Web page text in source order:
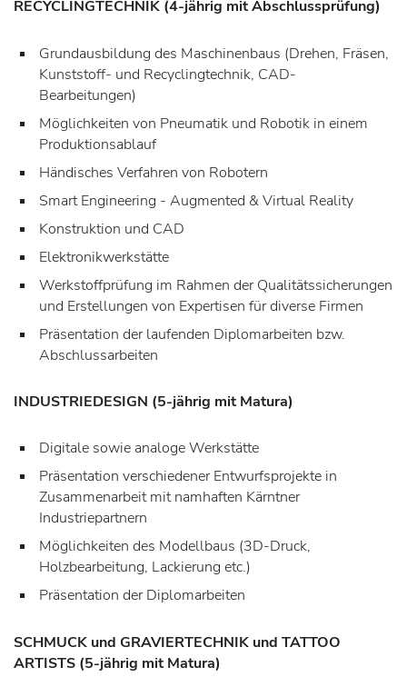
RECYCLINGTECHNIK (4-jährig mit Abschlussprüfung)
Grundausbildung des Maschinenbaus (Drehen, Fräsen,
Kunststoff- und Recyclingtechnik, CAD-
Bearbeitungen)
Möglichkeiten von Pneumatik und Robotik in einem
Produktionsablauf
Händisches Verfahren von Robotern
Smart Engineering - Augmented & Virtual Reality
Konstruktion und CAD
Elektronikwerkstätte
Werkstoffprüfung im Rahmen der Qualitätssicherungen
und Erstellungen von Expertisen für diverse Firmen
Präsentation der laufenden Diplomarbeiten bzw.
Abschlussarbeiten
INDUSTRIEDESIGN (5-jährig mit Matura)
Digitale sowie analoge Werkstätte
Präsentation verschiedener Entwurfsprojekte in
Zusammenarbeit mit namhaften Kärntner
Industriepartnern
Möglichkeiten des Modellbaus (3D-Druck,
Holzbearbeitung, Lackierung etc.)
Präsentation der Diplomarbeiten
SCHMUCK und GRAVIERTECHNIK und TATTOO
ARTISTS (5-jährig mit Matura)